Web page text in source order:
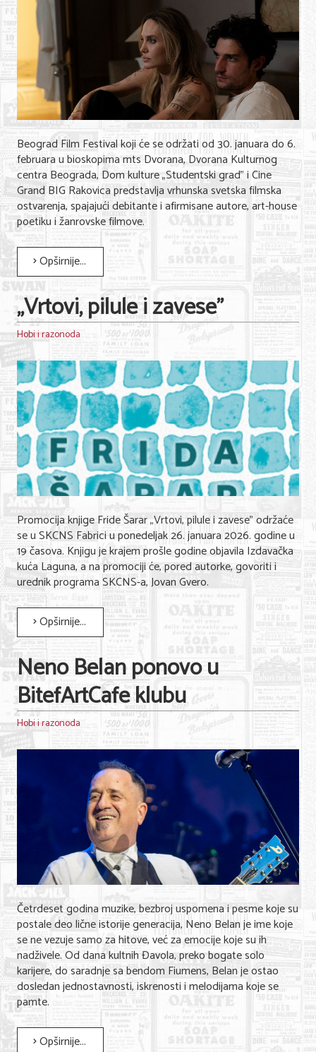
Beograd Film Festival koji će se održati od 30. januara do 6.
februara u bioskopima mts Dvorana, Dvorana Kulturnog
centra Beograda, Dom kulture „Studentski grad" i Cine
Grand BIG Rakovica predstavlja vrhunska svetska filmska
ostvarenja, spajajući debitante i afirmisane autore, art-house
poetiku i žanrovske filmove.
Opširnije...
„Vrtovi, pilule i zavese"
Hobi i razonoda
Promocija knjige Fride Šarar „Vrtovi, pilule i zavese" održaće
se u SKCNS Fabrici u ponedeljak 26. januara 2026. godine u
19 časova. Knjigu je krajem prošle godine objavila Izdavačka
kuća Laguna, a na promociji će, pored autorke, govoriti i
urednik programa SKCNS-a, Jovan Gvero.
Opširnije...
Neno Belan ponovo u
BitefArtCafe klubu
Hobi i razonoda
Četrdeset godina muzike, bezbroj uspomena i pesme koje su
postale deo lične istorije generacija, Neno Belan je ime koje
se ne vezuje samo za hitove, već za emocije koje su ih
nadživele. Od dana kultnih Đavola, preko bogate solo
karijere, do saradnje sa bendom Fiumens, Belan je ostao
dosledan jednostavnosti, iskrenosti i melodijama koje se
pamte.
Opširnije...